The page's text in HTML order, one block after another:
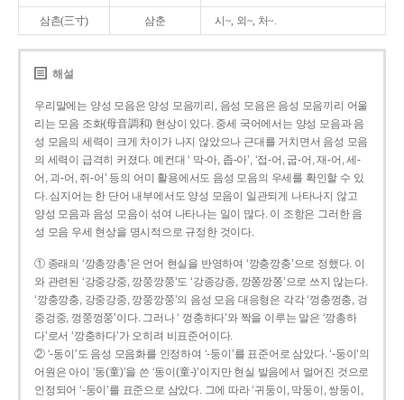
삼촌(三寸) 삼춘 시~, 외~, 처~.
해설
우리말에는 양성 모음은 양성 모음끼리, 음성 모음은 음성 모음끼리 어울
리는 모음 조화(母音調和) 현상이 있다. 중세 국어에서는 양성 모음과 음
성 모음의 세력이 크게 차이가 나지 않았으나 근대를 거치면서 음성 모음
의 세력이 급격히 커졌다. 예컨대 ‘ 막-아, 좁-아’, ‘접-어, 굽-어, 재-어, 세-
어, 괴-어, 쥐-어’ 등의 어미 활용에서도 음성 모음의 우세를 확인할 수 있
다. 심지어는 한 단어 내부에서도 양성 모음이 일관되게 나타나지 않고
양성 모음과 음성 모음이 섞여 나타나는 일이 많다. 이 조항은 그러한 음
성 모음 우세 현상을 명시적으로 규정한 것이다.
① 종래의 ‘깡총깡총’은 언어 현실을 반영하여 ‘깡충깡충’으로 정했다. 이
와 관련된 ‘강중강중, 깡쭝깡쭝’도 ‘강종강종, 깡쫑깡쫑’으로 쓰지 않는다.
‘깡충깡충, 강중강중, 깡쭝깡쭝’의 음성 모음 대응형은 각각 ‘껑충껑충, 겅
중겅중, 껑쭝껑쭝’이다. 그러나 ‘ 껑충하다’와 짝을 이루는 말은 ‘깡총하
다’로서 ‘깡충하다’가 오히려 비표준어이다.
② ‘-동이’도 음성 모음화를 인정하여 ‘-둥이’를 표준어로 삼았다. ‘-둥이’의
어원은 아이 ‘동(童)’을 쓴 ‘동이(童-)’이지만 현실 발음에서 멀어진 것으로
인정되어 ‘-둥이’를 표준으로 삼았다. 그에 따라 ‘귀둥이, 막둥이, 쌍둥이,